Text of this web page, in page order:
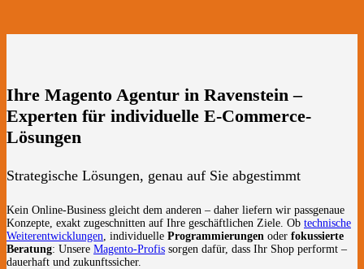
Ihre Magento Agentur in Ravenstein –
Experten für individuelle E-Commerce-
Lösungen
Strategische Lösungen, genau auf Sie abgestimmt
Kein Online-Business gleicht dem anderen – daher liefern wir passgenaue
Konzepte, exakt zugeschnitten auf Ihre geschäftlichen Ziele. Ob technische
Weiterentwicklungen , individuelle Programmierungen oder fokussierte
Beratung: Unsere Magento-Profis sorgen dafür, dass Ihr Shop performt –
dauerhaft und zukunftssicher.